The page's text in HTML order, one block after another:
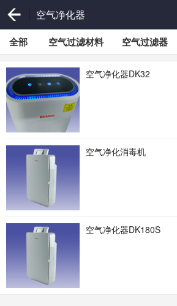
空气净化器
全部 空气过滤材料 空气过滤器
空气净化器DK32
空气净化消毒机
空气净化器DK180S